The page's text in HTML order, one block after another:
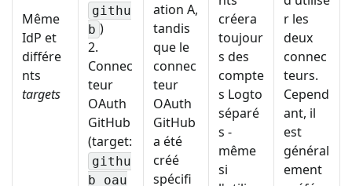
Même
IdP et
différe
nts
targets
githu
b )
2.
Connec
teur
OAuth
GitHub
(target:
githu
b_oau
ation A,
tandis
que le
connec
teur
OAuth
GitHub
a été
créé
spécifi
créera
toujour
s des
compte
s Logto
séparé
s -
même
si
r les
deux
connec
teurs.
Cepend
ant, il
est
général
ement